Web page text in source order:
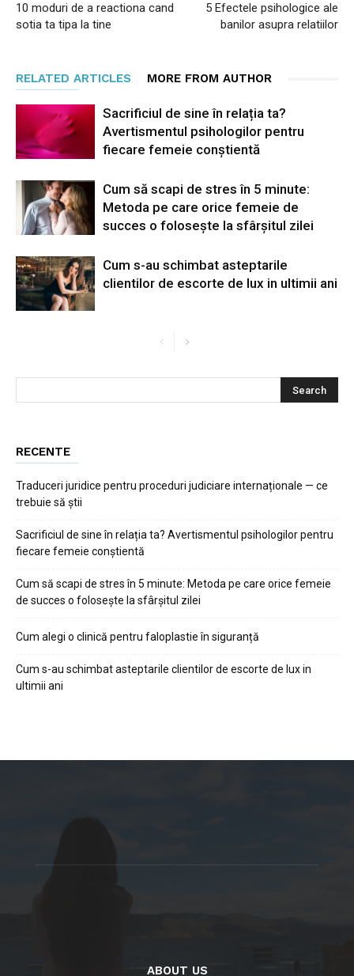
10 moduri de a reactiona cand
sotia ta tipa la tine
5 Efectele psihologice ale
banilor asupra relatiilor
RELATED ARTICLES MORE FROM AUTHOR
Sacrificiul de sine în relația ta?
Avertismentul psihologilor pentru
fiecare femeie conștientă
Cum să scapi de stres în 5 minute:
Metoda pe care orice femeie de
succes o folosește la sfârșitul zilei
Cum s-au schimbat asteptarile
clientilor de escorte de lux in ultimii ani
RECENTE
Traduceri juridice pentru proceduri judiciare internaționale — ce
trebuie să știi
Sacrificiul de sine în relația ta? Avertismentul psihologilor pentru
fiecare femeie conștientă
Cum să scapi de stres în 5 minute: Metoda pe care orice femeie
de succes o folosește la sfârșitul zilei
Cum alegi o clinică pentru faloplastie în siguranță
Cum s-au schimbat asteptarile clientilor de escorte de lux in
ultimii ani
ABOUT US